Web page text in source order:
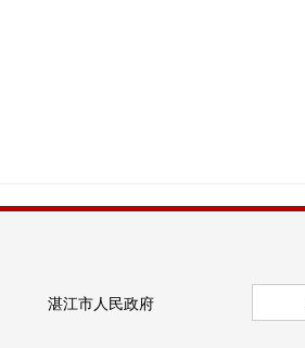
湛江市人民政府